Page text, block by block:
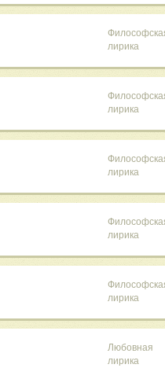
лирика
лирика
лирика
лирика
лирика
Любовная
лирика